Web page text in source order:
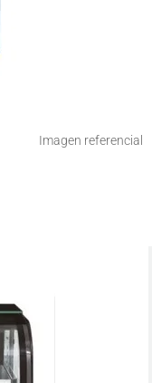
Imagen referencial